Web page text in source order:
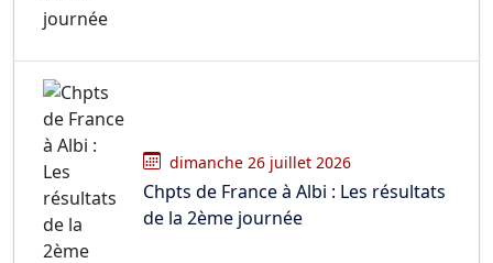
dimanche 26 juillet 2026
Chpts de France à Albi : Les résultats
de la 2ème journée